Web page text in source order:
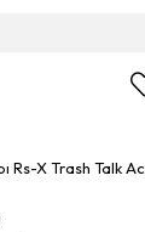
Rs-X Trash Talk Ac